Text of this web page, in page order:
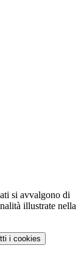
si avvalgono di
illustrate nella
i cookies